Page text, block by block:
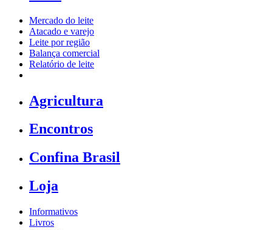
Mercado do leite
Atacado e varejo
Leite por região
Balança comercial
Relatório de leite
Agricultura
Encontros
Confina Brasil
Loja
Informativos
Livros